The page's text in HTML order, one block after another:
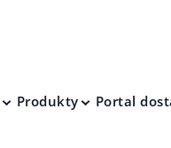
Produkty Portal